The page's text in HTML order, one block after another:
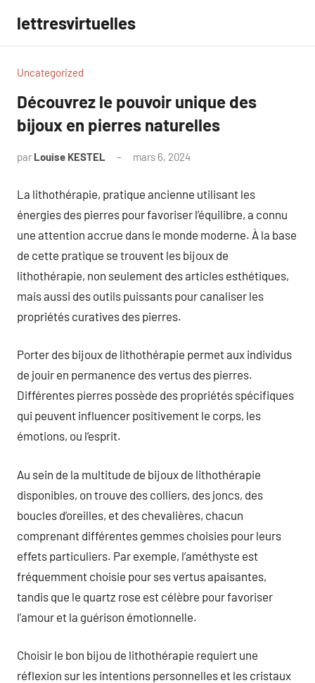
contenu
lettresvirtuelles
Uncategorized
Découvrez le pouvoir unique des
bijoux en pierres naturelles
par Louise KESTEL mars 6, 2024
La lithothérapie, pratique ancienne utilisant les
énergies des pierres pour favoriser l’équilibre, a connu
une attention accrue dans le monde moderne. À la base
de cette pratique se trouvent les bijoux de
lithothérapie, non seulement des articles esthétiques,
mais aussi des outils puissants pour canaliser les
propriétés curatives des pierres.
Porter des bijoux de lithothérapie permet aux individus
de jouir en permanence des vertus des pierres.
Différentes pierres possède des propriétés spécifiques
qui peuvent influencer positivement le corps, les
émotions, ou l’esprit.
Au sein de la multitude de bijoux de lithothérapie
disponibles, on trouve des colliers, des joncs, des
boucles d’oreilles, et des chevalières, chacun
comprenant différentes gemmes choisies pour leurs
effets particuliers. Par exemple, l’améthyste est
fréquemment choisie pour ses vertus apaisantes,
tandis que le quartz rose est célèbre pour favoriser
l’amour et la guérison émotionnelle.
Choisir le bon bijou de lithothérapie requiert une
réflexion sur les intentions personnelles et les cristaux